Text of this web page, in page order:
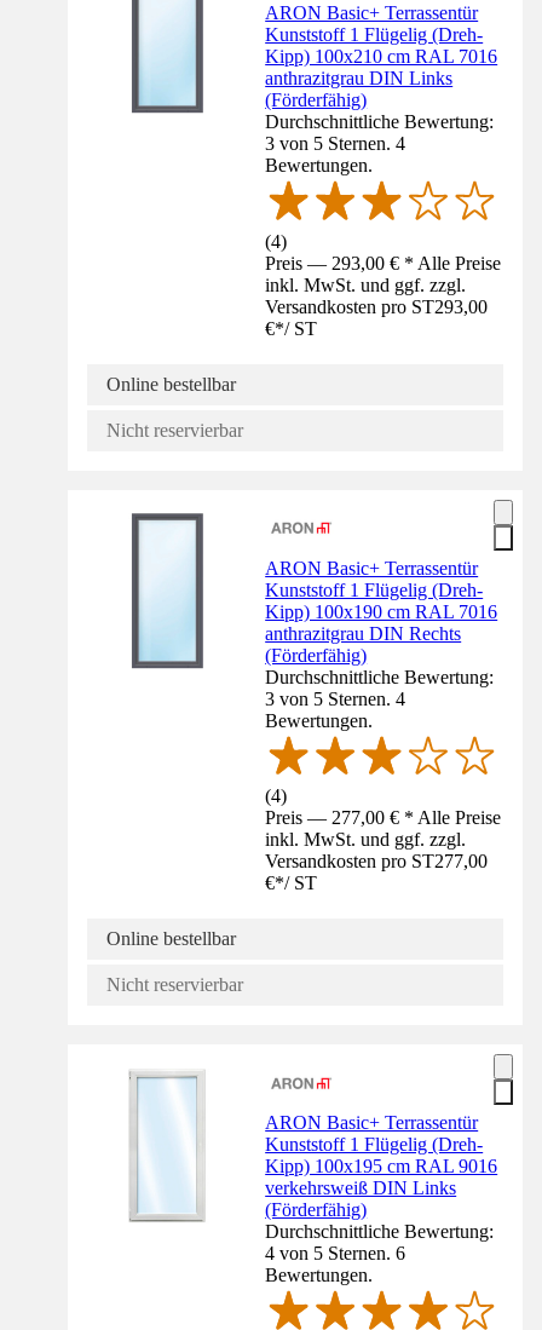
ARON Basic+ Terrassentür
Kunststoff 1 Flügelig (Dreh-
Kipp) 100x210 cm RAL 7016
anthrazitgrau DIN Links
(Förderfähig)
Durchschnittliche Bewertung:
3 von 5 Sternen. 4
Bewertungen.
(4)
Preis — 293,00 € * Alle Preise
inkl. MwSt. und ggf. zzgl.
Versandkosten pro ST293,00
€*/ ST
Online bestellbar
Nicht reservierbar
ARON Basic+ Terrassentür
Kunststoff 1 Flügelig (Dreh-
Kipp) 100x190 cm RAL 7016
anthrazitgrau DIN Rechts
(Förderfähig)
Durchschnittliche Bewertung:
3 von 5 Sternen. 4
Bewertungen.
(4)
Preis — 277,00 € * Alle Preise
inkl. MwSt. und ggf. zzgl.
Versandkosten pro ST277,00
€*/ ST
Online bestellbar
Nicht reservierbar
ARON Basic+ Terrassentür
Kunststoff 1 Flügelig (Dreh-
Kipp) 100x195 cm RAL 9016
verkehrsweiß DIN Links
(Förderfähig)
Durchschnittliche Bewertung:
4 von 5 Sternen. 6
Bewertungen.